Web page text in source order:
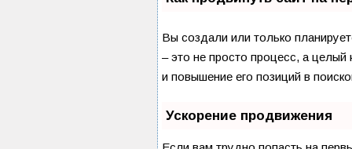
Вы создали или только
– это не просто процесс, а
и повышение его позиций в
Ускорение продвижения